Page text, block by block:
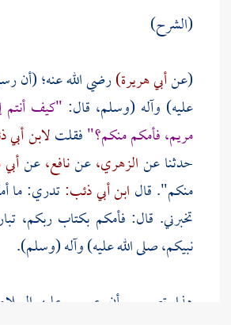
(الشرح)
(عنأبي هريرة)رضي الله عنه؛ (أن
عليه) وآله (وسلم، قال: "كيف أنتم
مريم، فأمكم منكم؟"فقلتلابن
حدثنا عنالزهري،عننافع،عن
منكم". قال ابن أبي ذئب:تدري: ما
تخبرني. قال: فأمكم بكتاب ربكم،
نبيكم، صلى الله عليه) وآله (وسلم).
هذا تصريح بأن عيسى عليه